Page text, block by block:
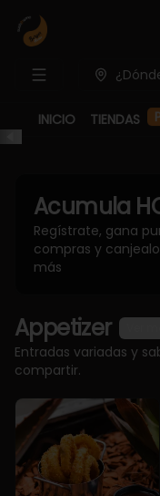
INICIO TIENDAS
Acumula
Regístrate, gana
compras y
más
Appetizer
Entradas variadas y
compartir.